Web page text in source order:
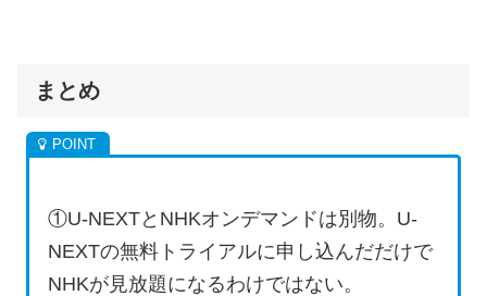
まとめ
①U-NEXTとNHKオンデマンドは別物。U-
NEXTの無料トライアルに申し込んだだけで
NHKが見放題になるわけではない。